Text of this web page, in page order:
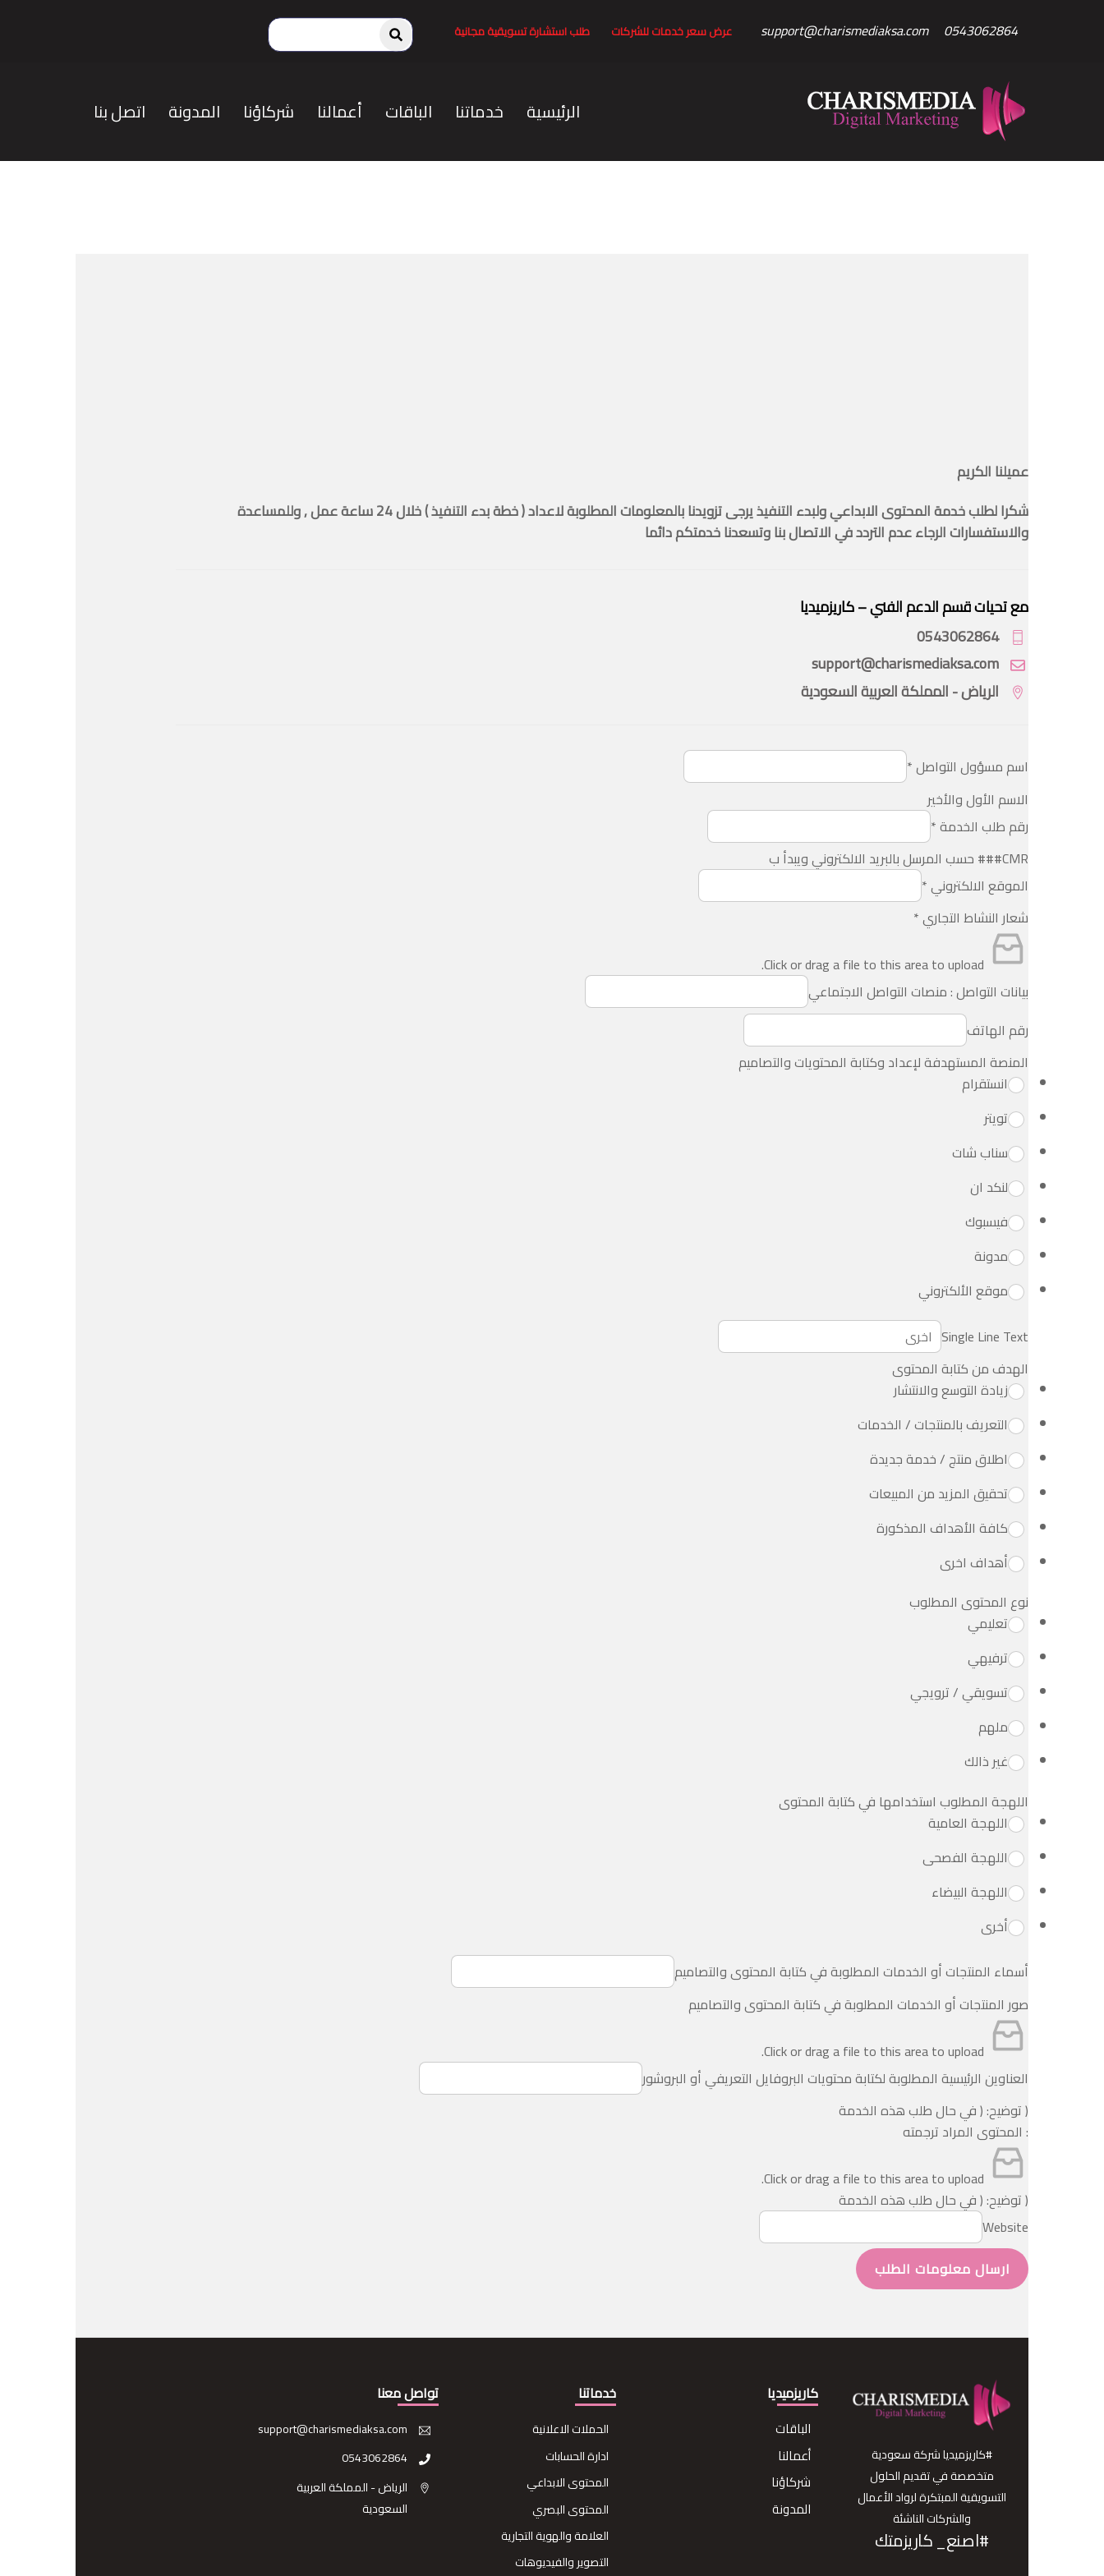
support@charismediaksa.com 0543062864 عرض سعر خدمات للشركات طلب استشارة تسويقية مجانية
الرئيسية خدماتنا الباقات أعمالنا شركاؤنا المدونة اتصل بنا
عميلنا الكريم
شكرا لطلب خدمة المحتوى الابداعي ولبدء التنفيذ يرجى تزويدنا بالمعلومات المطلوبة لاعداد ( خطة بدء التنفيذ ) خلال 24 ساعة عمل , وللمساعدة
والاستفسارات الرجاء عدم التردد في الاتصال بنا وتسعدنا خدمتكم دائما
مع تحيات قسم الدعم الفني – كاريزميديا
0543062864
support@charismediaksa.com
الرياض - المملكة العربية السعودية
اسم مسؤول التواصل*
الاسم الأول والأخير
رقم طلب الخدمة*
CMR### حسب المرسل بالبريد الالكتروني ويبدأ ب
الموقع الالكتروني*
شعار النشاط التجاري*
Click or drag a file to this area to upload.
بيانات التواصل : منصات التواصل الاجتماعي
رقم الهاتف
المنصة المستهدفة لإعداد وكتابة المحتويات والتصاميم
انستقرام
تويتر
سناب شات
لنكد ان
فيسبوك
مدونة
موقع الألكتروني
Single Line Text
الهدف من كتابة المحتوى
زيادة التوسع والانتشار
التعريف بالمنتجات / الخدمات
اطلاق منتج / خدمة جديدة
تحقيق المزيد من المبيعات
كافة الأهداف المذكورة
أهداف اخرى
نوع المحتوى المطلوب
تعليمي
ترفيهي
تسويقي / ترويجي
ملهم
غير ذالك
اللهجة المطلوب استخدامها في كتابة المحتوى
اللهجة العامية
اللهجة الفصحى
اللهجة البيضاء
أخرى
أسماء المنتجات أو الخدمات المطلوبة في كتابة المحتوى والتصاميم
صور المنتجات أو الخدمات المطلوبة في كتابة المحتوى والتصاميم
Click or drag a file to this area to upload.
العناوين الرئيسية المطلوبة لكتابة محتويات البروفايل التعريفي أو البروشور
( توضيح: ( في حال طلب هذه الخدمة
: المحتوى المراد ترجمته
Click or drag a file to this area to upload.
( توضيح: ( في حال طلب هذه الخدمة
Website
ارسال معلومات الطلب
#كاريزميديا شركة سعودية
متخصصة في تقديم الحلول
التسويقية المبتكرة لرواد الأعمال
والشركات الناشئة
#اصنع_ كاريزمتك
كاريزميديا
الباقات
أعمالنا
شركاؤنا
المدونة
خدماتنا
الحملات الاعلانية
ادارة الحسابات
المحتوى الابداعي
المحتوى البصري
العلامة والهوية التجارية
التصوير والفيديوهات
تواصل معنا
support@charismediaksa.com
0543062864
الرياض - المملكة العربية
السعودية